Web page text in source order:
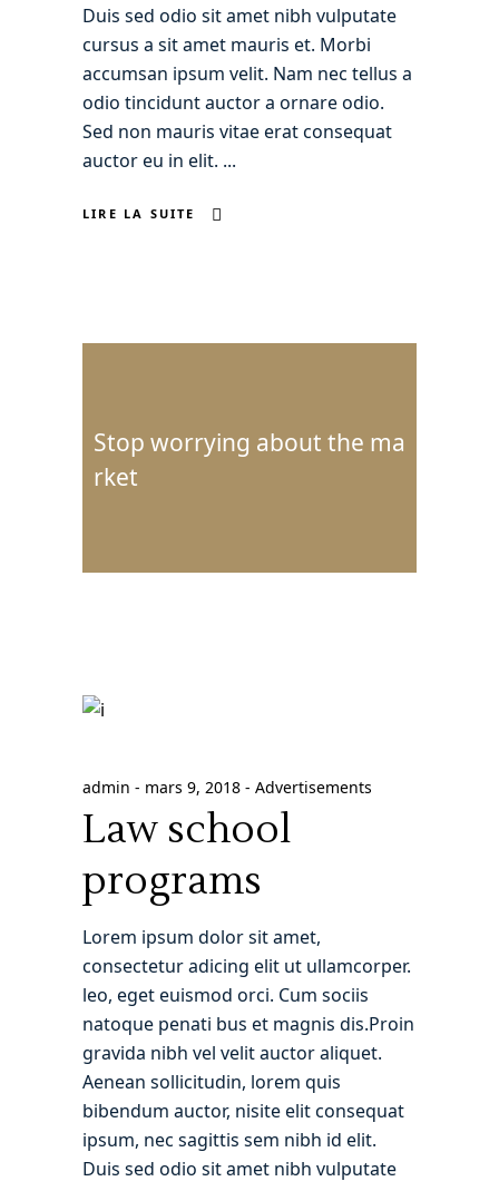
Duis sed odio sit amet nibh vulputate
cursus a sit amet mauris et. Morbi
accumsan ipsum velit. Nam nec tellus a
odio tincidunt auctor a ornare odio.
Sed non mauris vitae erat consequat
auctor eu in elit.
LIRE LA SUITE
Stop worrying about the ma
rket
admin mars 9, 2018 Advertisements
Law school
programs
Lorem ipsum dolor sit amet,
consectetur adicing elit ut ullamcorper.
leo, eget euismod orci. Cum sociis
natoque penati bus et magnis dis.Proin
gravida nibh vel velit auctor aliquet.
Aenean sollicitudin, lorem quis
bibendum auctor, nisite elit consequat
ipsum, nec sagittis sem nibh id elit.
Duis sed odio sit amet nibh vulputate